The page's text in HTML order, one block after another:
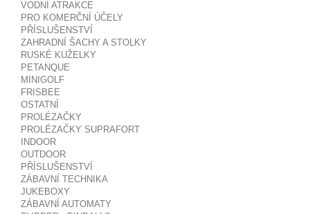
VODNÍ ATRAKCE
PRO KOMERČNÍ ÚČELY
PŘÍSLUŠENSTVÍ
ZAHRADNÍ ŠACHY A STOLKY
RUSKÉ KUŽELKY
PETANQUE
MINIGOLF
FRISBEE
OSTATNÍ
PROLÉZAČKY
PROLÉZAČKY SUPRAFORT
INDOOR
OUTDOOR
PŘÍSLUŠENSTVÍ
ZÁBAVNÍ TECHNIKA
JUKEBOXY
ZÁBAVNÍ AUTOMATY